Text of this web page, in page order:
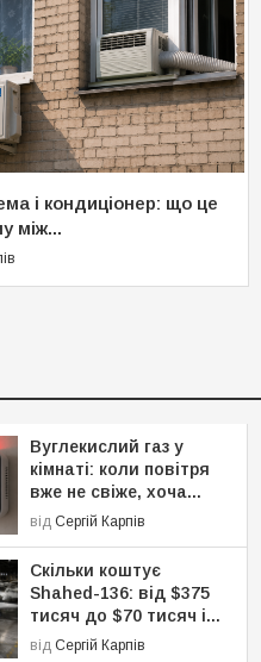
і кондиціонер: що це
між...
Вуглекислий газ у
кімнаті: коли повітря
вже не свіже, хоча...
від Сергій Карпів
Скільки коштує
Shahed-136: від $375
тисяч до $70 тисяч і...
від Сергій Карпів